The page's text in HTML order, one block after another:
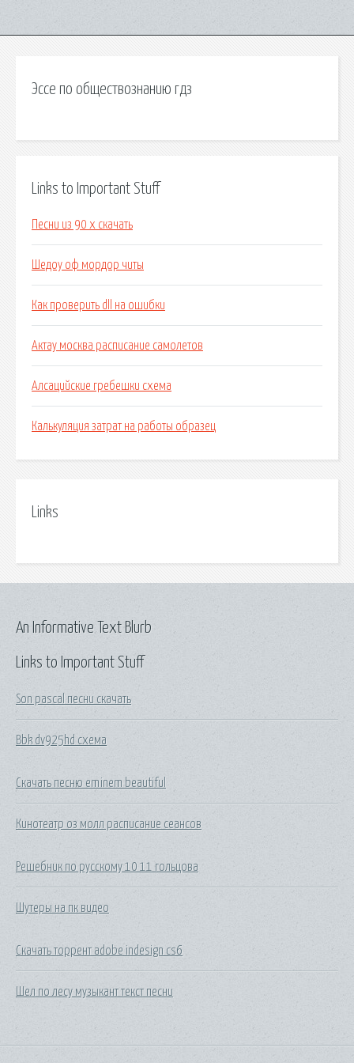
Эссе по обществознанию гдз
Links to Important Stuff
Песни из 90 х скачать
Шедоу оф мордор читы
Как проверить dll на ошибки
Актау москва расписание самолетов
Алсацийские гребешки схема
Калькуляция затрат на работы образец
Links
Links to Important Stuff
Son pascal песни скачать
Bbk dv925hd схема
Скачать песню eminem beautiful
Кинотеатр оз молл расписание сеансов
Решебник по русскому 10 11 гольцова
Шутеры на пк видео
Скачать торрент adobe indesign cs6
Шел по лесу музыкант текст песни
An Informative Text Blurb